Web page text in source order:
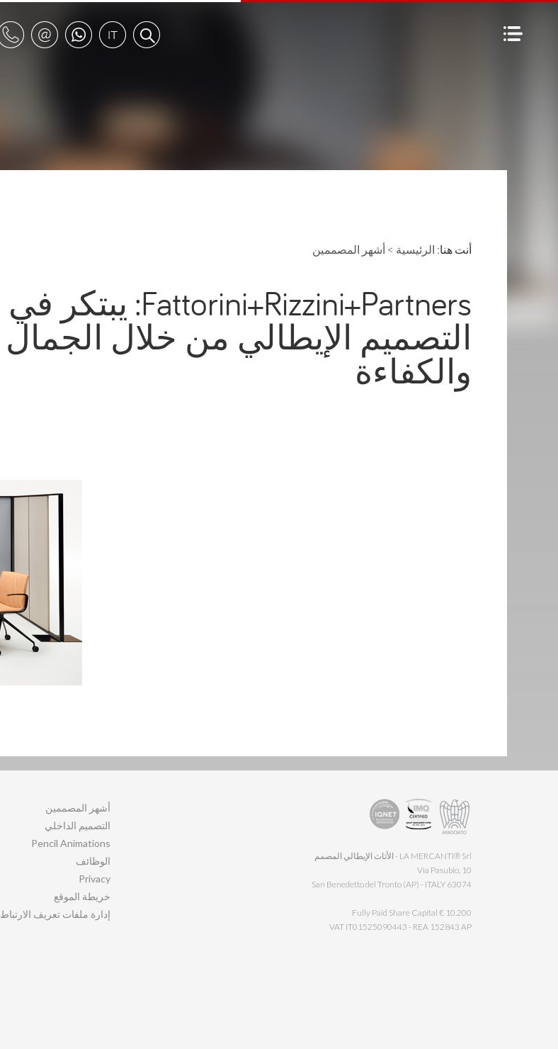
أنت هنا: الرئيسية > أشهر المصممين
Fattorini+Rizzini+Partners: يبتكر في
التصميم الإيطالي من خلال الجمال
والكفاءة
أشهر المصممين
التصميم الداخلي
Pencil Animations
الوظائف
Privacy
خريطة الموقع
إدارة ملفات تعريف الارتباط
LA MERCANTI® Srl - الأثاث الإيطالي المصمم
Via Pasubio, 10
63074 San Benedetto del Tronto (AP) - ITALY
Fully Paid Share Capital € 10.200
VAT IT01525090443 - REA 152843 AP